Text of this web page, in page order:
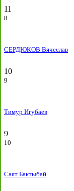
11
8
СЕРДЮКОВ Вячеслав
10
9
Тимур Игубаев
9
10
Саят Бактыбай